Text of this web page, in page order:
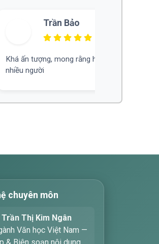
Trần Bảo
Khá ấn tượng, mong rằng hữu ích cho
nhiều người
Tôi là trợ lý ảo, sẵn sàng
bạn tìm kiếm các bài viết
chuyên môn
Trần Thị Kim Ngân
Văn học Việt Nam —
& Biên soạn nội dung